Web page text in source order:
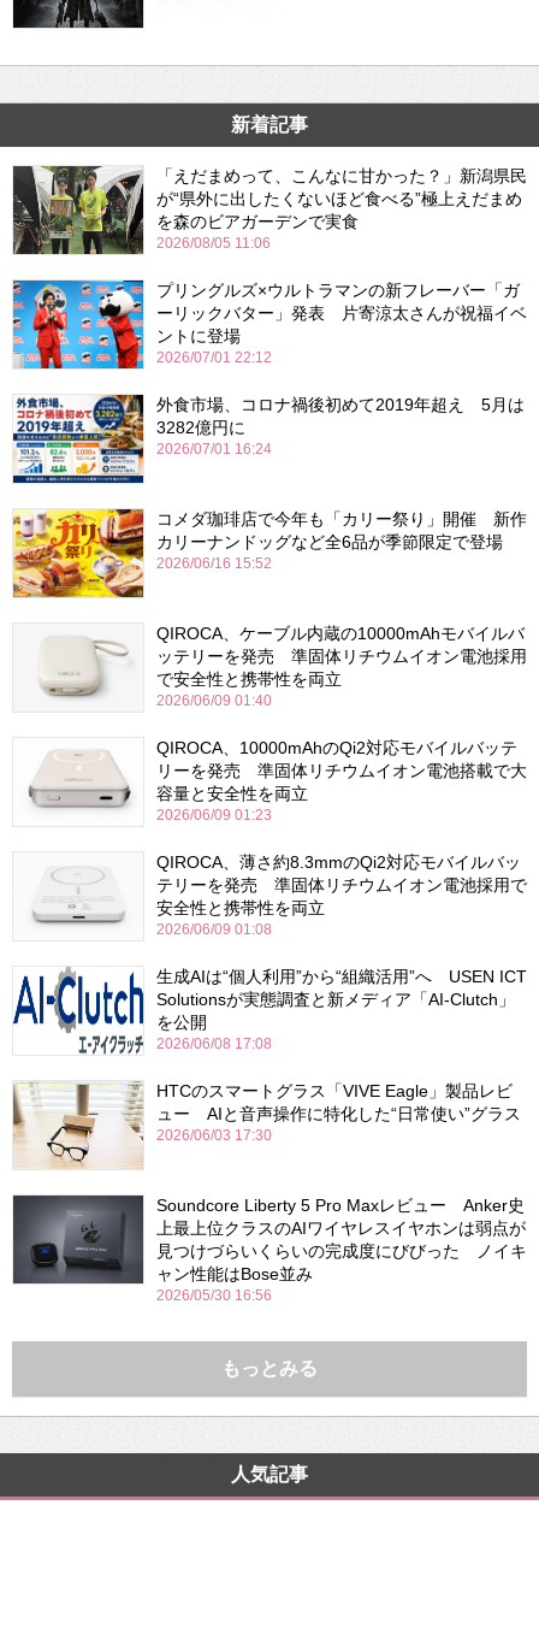
新着記事
「えだまめって、こんなに甘かった？」新潟県民
が“県外に出したくないほど食べる”極上えだまめ
を森のビアガーデンで実食
2026/08/05 11:06
プリングルズ×ウルトラマンの新フレーバー「ガ
ーリックバター」発表 片寄涼太さんが祝福イベ
ントに登場
2026/07/01 22:12
外食市場、コロナ禍後初めて2019年超え 5月は
3282億円に
2026/07/01 16:24
コメダ珈琲店で今年も「カリー祭り」開催 新作
カリーナンドッグなど全6品が季節限定で登場
2026/06/16 15:52
QIROCA、ケーブル内蔵の10000mAhモバイルバ
ッテリーを発売 準固体リチウムイオン電池採用
で安全性と携帯性を両立
2026/06/09 01:40
QIROCA、10000mAhのQi2対応モバイルバッテ
リーを発売 準固体リチウムイオン電池搭載で大
容量と安全性を両立
2026/06/09 01:23
QIROCA、薄さ約8.3mmのQi2対応モバイルバッ
テリーを発売 準固体リチウムイオン電池採用で
安全性と携帯性を両立
2026/06/09 01:08
生成AIは“個人利用”から“組織活用”へ USEN ICT
Solutionsが実態調査と新メディア「AI-Clutch」
を公開
2026/06/08 17:08
HTCのスマートグラス「VIVE Eagle」製品レビ
ュー AIと音声操作に特化した“日常使い”グラス
2026/06/03 17:30
Soundcore Liberty 5 Pro Maxレビュー Anker史
上最上位クラスのAIワイヤレスイヤホンは弱点が
見つけづらいくらいの完成度にびびった ノイキ
ャン性能はBose並み
2026/05/30 16:56
もっとみる
人気記事